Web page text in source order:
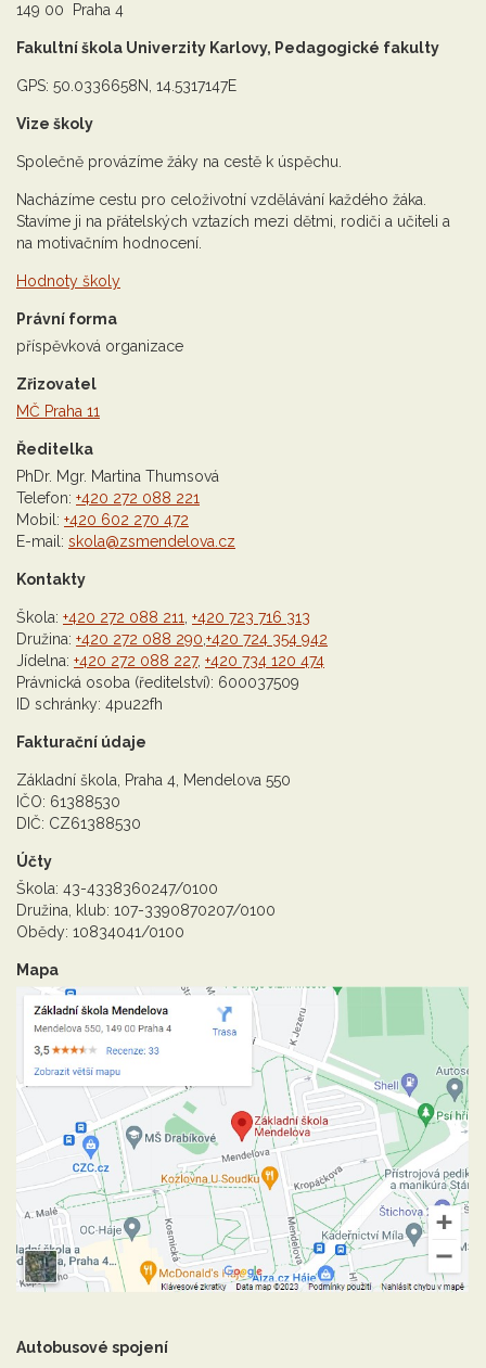
149 00 Praha 4
Fakultní škola Univerzity Karlovy, Pedagogické fakulty
GPS: 50.0336658N, 14.5317147E
Vize školy
Společně provázíme žáky na cestě k úspěchu.
Nacházíme cestu pro celoživotní vzdělávání každého žáka.
Stavíme ji na přátelských vztazích mezi dětmi, rodiči a učiteli a
na motivačním hodnocení.
Hodnoty školy
Právní forma
příspěvková organizace
Zřizovatel
MČ Praha 11
Ředitelka
PhDr. Mgr. Martina Thumsová
Telefon: +420 272 088 221
Mobil: +420 602 270 472
E-mail: skola@zsmendelova.cz
Kontakty
Škola: +420 272 088 211 +420 723 716 313
Družina: +420 272 088 290 +420 724 354 942
Jídelna: +420 272 088 227, +420 734 120 474
Právnická osoba (ředitelství): 600037509
ID schránky: 4pu22fh
Fakturační údaje
Základní škola, Praha 4, Mendelova 550
IČO: 61388530
DIČ: CZ61388530
Účty
Škola: 43-4338360247/0100
Družina, klub: 107-3390870207/0100
Obědy: 10834041/0100
Mapa
Autobusové spojení